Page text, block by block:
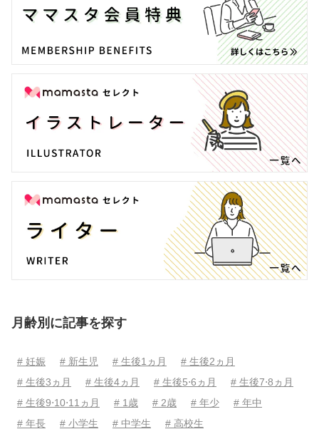
月齢別に記事を探す
# 妊娠 # 新生児 # 生後1ヵ月
# 生後2ヵ月
# 生後3ヵ月
# 生後4ヵ月 # 生後5⋅6ヵ月
# 生後7⋅8ヵ月
# 生後9⋅10⋅11ヵ月
# 1歳 # 2歳 # 年少
# 年中
# 年長
# 小学生 # 中学生 # 高校生